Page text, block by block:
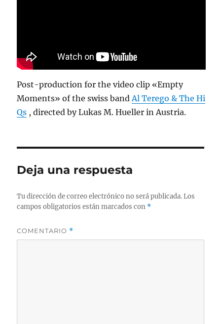
Post-production for the video clip «Empty
Moments» of the swiss bandAl Terego & The Hi
Qs , directed by Lukas M. Hueller in Austria.
Deja una respuesta
Tu dirección de correo electrónico no será publicada. Los
campos obligatorios están marcados con *
COMENTARIO *